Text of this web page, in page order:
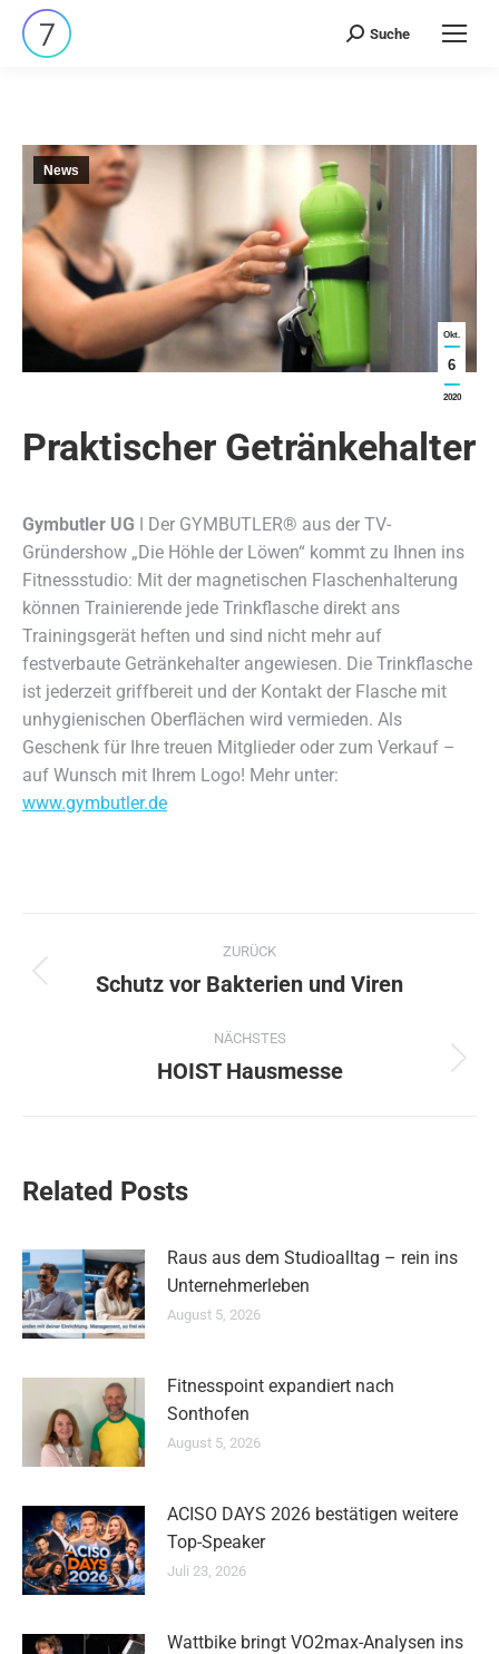
Search:
Suche
Okt.
6
2020
News
Praktischer Getränkehalter
Gymbutler UG ǀ Der GYMBUTLER®️ aus der TV-
Gründershow „Die Höhle der Löwen“ kommt zu Ihnen ins
Fitnessstudio: Mit der magnetischen Flaschenhalterung
können Trainierende jede Trinkflasche direkt ans
Trainingsgerät heften und sind nicht mehr auf
festverbaute Getränkehalter angewiesen. Die Trinkflasche
ist jederzeit griffbereit und der Kontakt der Flasche mit
unhygienischen Oberflächen wird vermieden. Als
Geschenk für Ihre treuen Mitglieder oder zum Verkauf –
auf Wunsch mit Ihrem Logo! Mehr unter:
www.gymbutler.de
Kommentarnavigation
ZURÜCK
Vorheriger
Schutz vor Bakterien und Viren
NÄCHSTES
Nächster
HOIST Hausmesse
Related Posts
Raus aus dem Studioalltag – rein ins
Unternehmerleben
August 5, 2026
Fitnesspoint expandiert nach
Sonthofen
August 5, 2026
ACISO DAYS 2026 bestätigen weitere
Top-Speaker
Juli 23, 2026
Wattbike bringt VO2max-Analysen ins